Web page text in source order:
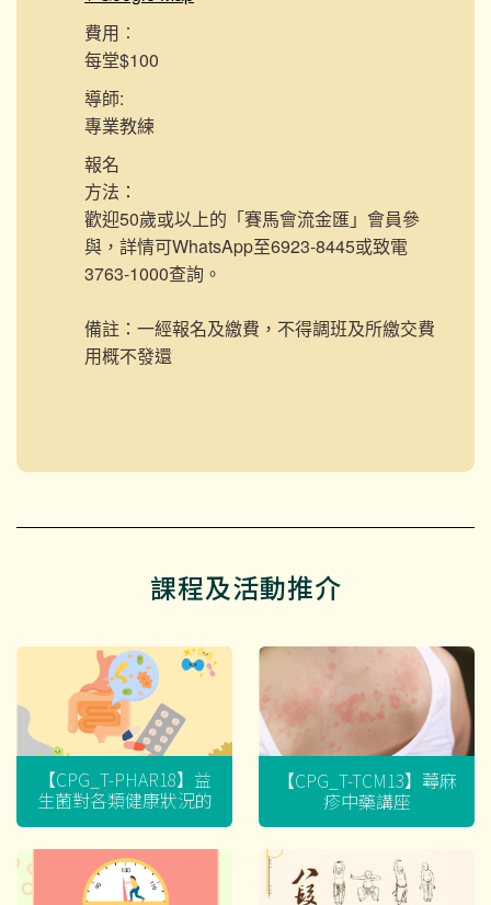
費用︰
每堂$100
導師:
專業教練
報名
方法：
歡迎50歲或以上的「賽馬會流金匯」會員參
與，詳情可WhatsApp至6923-8445或致電
3763-1000查詢。
備註：一經報名及繳費，不得調班及所繳交費
用概不發還
課程及活動推介
【CPG_T-PHAR18】益
生菌對各類健康狀況的
迷思
【CPG_T-TCM13】蕁麻
疹中藥講座